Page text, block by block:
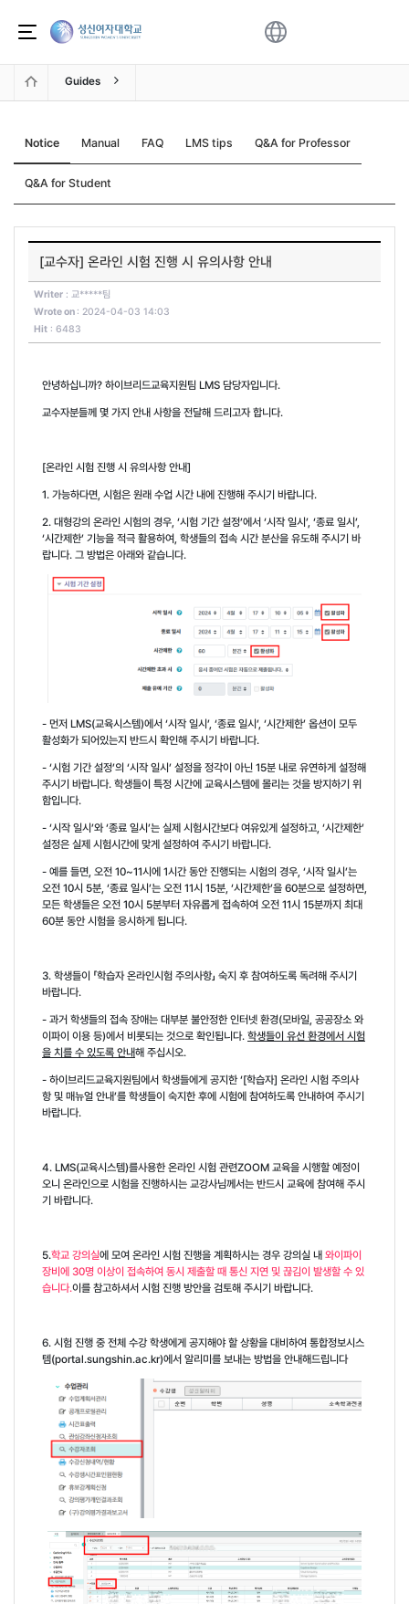
성신여자대학교LMS : 공지사항
Guides
Notice Manual FAQ LMS tips Q&A for Professor
Q&A for Student
[교수자] 온라인 시험 진행 시 유의사항 안내
Writer : 교*****팀
Wrote on : 2024-04-03 14:03
Hit : 6483
안녕하십니까? 하이브리드교육지원팀 LMS 담당자입니다.
교수자분들께 몇 가지 안내 사항을 전달해 드리고자 합니다.
[온라인 시험 진행 시 유의사항 안내]
1. 가능하다면, 시험은 원래 수업 시간 내에 진행해 주시기 바랍니다.
2. 대형강의 온라인 시험의 경우, ‘시험 기간 설정’에서 ‘시작 일시 ’, ‘종료 일시 ’,
‘시간제한’ 기능을 적극 활용하여 , 학생들의 접속 시간 분산을 유도해 주시기 바
랍니다. 그 방법은 아래와 같습니다.
- 먼저 LMS(교육시스템)에서 ‘시작 일시 ’, ‘종료 일시 ’, ‘시간제한’ 옵션이 모두
활성화가 되어있는지 반드시 확인해 주시기 바랍니다.
- ‘시험 기간 설정’의 ‘시작 일시 ’ 설정을 정각이 아닌 15분 내로 유연하게 설정해
주시기 바랍니다. 학생들이 특정 시간에 교육시스템에 몰리는 것을 방지하기 위
함입니다.
- ‘시작 일시 ’와‘종료 일시 ’는 실제 시험시간보다 여유있게 설정하고, ‘시간제한’
설정은 실제 시험시간에 맞게 설정하여 주시기 바랍니다.
- 예를 들면, 오전 10~11시에 1시간 동안 진행되는 시험의 경우, ‘시작 일시 ’는
오전 10시 5분, ‘종료 일시 ’는 오전 11시 15분, ‘시간제한’을 60분으로 설정하면,
모든 학생들은 오전 10시 5분부터 자유롭게 접속하여 오전 11시 15분까지 최대
60분 동안 시험을 응시하게 됩니다.
3. 학생들이 「학습자 온라인시험 주의사항」 숙지 후 참여하도록 독려해 주시기
바랍니다.
- 과거 학생들의 접속 장애는 대부분 불안정한 인터넷 환경(모바일, 공공장소 와
이파이 이용 등)에서 비롯되는 것으로 확인됩니다. 학생들이 유선 환경에서 시험
을 치를 수 있도록 안내해 주십시오.
- 하이브리드교육지원팀에서 학생들에게 공지한‘[학습자] 온라인 시험 주의사
항 및 매뉴얼 안내’를 학생들이 숙지한 후에 시험에 참여하도록 안내하여 주시기
바랍니다.
4. LMS(교육시스템)를사용한 온라인 시험 관련ZOOM 교육을 시행할 예정이
오니 온라인으로 시험을 진행하시는 교강사님께서는 반드시 교육에 참여해 주시
기 바랍니다.
5.학교 강의실에 모여 온라인 시험 진행을 계획하시는 경우 강의실 내 와이파이
장비에 30명 이상이 접속하여 동시 제출할 때 통신 지연 및 끊김이 발생할 수 있
습니다.이를 참고하셔서 시험 진행 방안을 검토해 주시기 바랍니다.
6. 시험 진행 중 전체 수강 학생에게 공지해야 할 상황을 대비하여 통합정보시스
템(portal.sungshin.ac.kr)에서 알리미를 보내는 방법을 안내해드립니다